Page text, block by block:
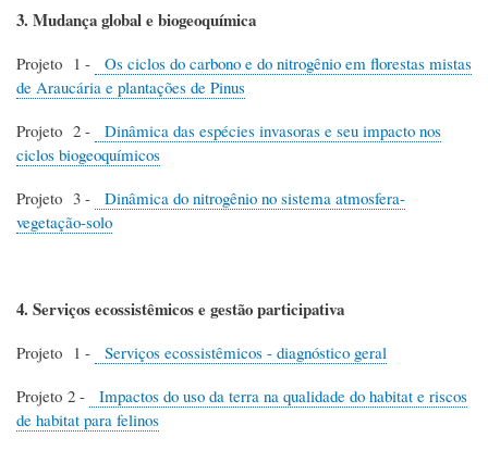
3. Mudança global e biogeoquímica
Projeto 1 -
Os ciclos do carbono e do nitrogênio em florestas mistas
de Araucária e plantações de Pinus
Projeto 2 -
Dinâmica das espécies invasoras e seu impacto nos
ciclos biogeoquímicos
Projeto 3 -
Dinâmica do nitrogênio no sistema atmosfera-
vegetação-solo
4. Serviços ecossistêmicos e gestão participativa
Projeto 1 -
Serviços ecossistêmicos - diagnóstico geral
Projeto 2 -
Impactos do uso da terra na qualidade do habitat e riscos
de habitat para felinos